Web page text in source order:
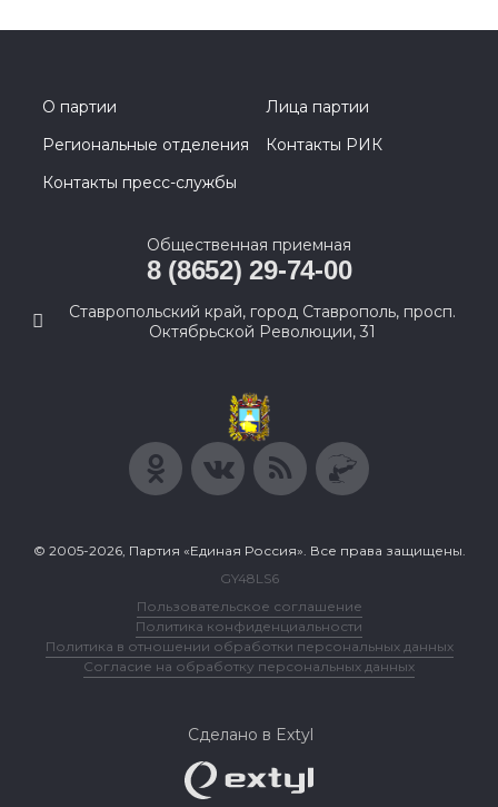
О партии
Лица партии
Региональные отделения
Контакты РИК
Контакты пресс-службы
Общественная приемная
8 (8652) 29-74-00
Ставропольский край, город Ставрополь, просп.
Октябрьской Революции, 31
© 2005-2026, Партия «Единая Россия». Все права защищены.
GY48LS6
Пользовательское соглашение
Политика конфиденциальности
Политика в отношении обработки персональных данных
Согласие на обработку персональных данных
Сделано в Extyl